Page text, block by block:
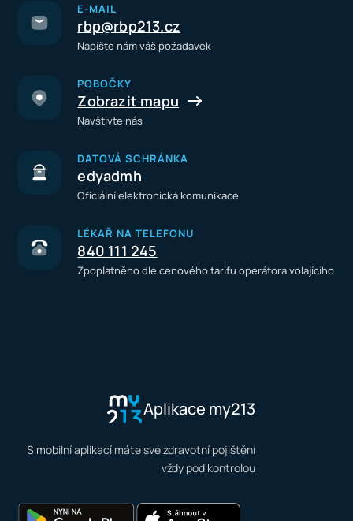
E-MAIL
rbp@rbp213.cz
Napište nám váš požadavek
POBOČKY
Zobrazit mapu
Navštivte nás
DATOVÁ SCHRÁNKA
edyadmh
Oficiální elektronická komunikace
LÉKAŘ NA TELEFONU
840 111 245
Zpoplatněno dle cenového tarifu operátora volajícího
Aplikace my213
S mobilní aplikací máte své zdravotní pojištění
vždy pod kontrolou